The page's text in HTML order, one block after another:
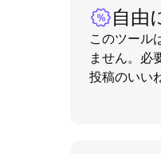
自由
このツール
ません。必
投稿のいい